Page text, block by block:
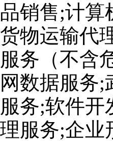
品销售;计算
货物运输代
服务（不含
网数据服务
服务;软件开
理服务;企业